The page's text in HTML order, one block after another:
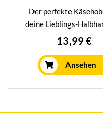
Der perfekte
deine Lieblings-
Hartkäse. Der Hobel
hochwertigem
gefertigt und hat
einzigartige
13,99 €
Ansehen